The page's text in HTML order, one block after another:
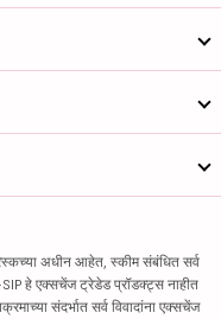
अधीन आहेत, स्कीम संबंधित सर्व
हे एक्सचेंज ट्रेडेड प्रॉडक्ट्स नाहीत
संदर्भात सर्व विवादांना एक्सचेंज